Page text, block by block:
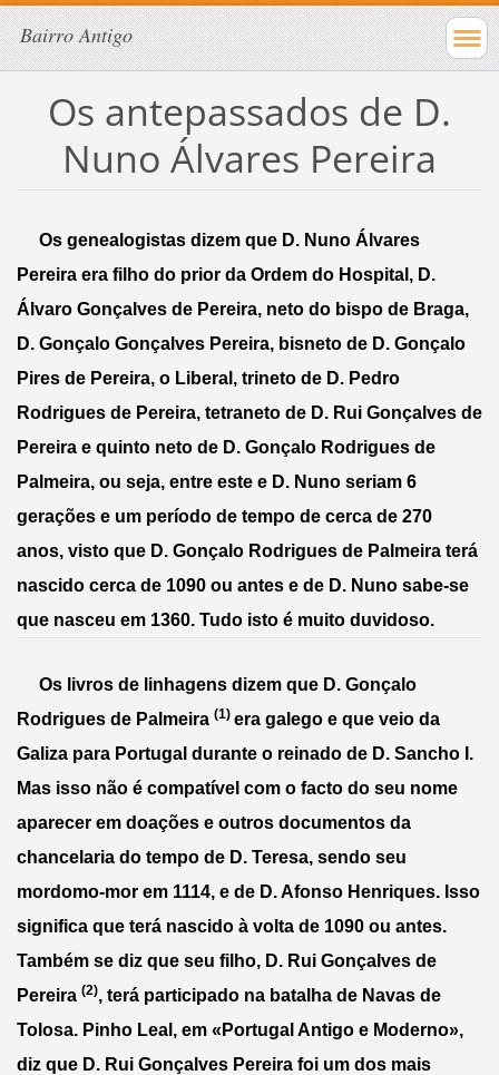
Bairro Antigo
Os antepassados de D.
Nuno Álvares Pereira
Os genealogistas dizem que D. Nuno Álvares
Pereira era filho do prior da Ordem do Hospital, D.
Álvaro Gonçalves de Pereira, neto do bispo de Braga,
D. Gonçalo Gonçalves Pereira, bisneto de D. Gonçalo
Pires de Pereira, o Liberal, trineto de D. Pedro
Rodrigues de Pereira, tetraneto de D. Rui Gonçalves de
Pereira e quinto neto de D. Gonçalo Rodrigues de
Palmeira, ou seja, entre este e D. Nuno seriam 6
gerações e um período de tempo de cerca de 270
anos, visto que D. Gonçalo Rodrigues de Palmeira terá
nascido cerca de 1090 ou antes e de D. Nuno sabe-se
que nasceu em 1360. Tudo isto é muito duvidoso.
Os livros de linhagens dizem que D. Gonçalo
Rodrigues de Palmeira (1) era galego e que veio da
Galiza para Portugal durante o reinado de D. Sancho I.
Mas isso não é compatível com o facto do seu nome
aparecer em doações e outros documentos da
chancelaria do tempo de D. Teresa, sendo seu
mordomo-mor em 1114, e de D. Afonso Henriques. Isso
significa que terá nascido à volta de 1090 ou antes.
Também se diz que seu filho, D. Rui Gonçalves de
Pereira (2), terá participado na batalha de Navas de
Tolosa. Pinho Leal, em «Portugal Antigo e Moderno»,
diz que D. Rui Gonçalves Pereira foi um dos mais